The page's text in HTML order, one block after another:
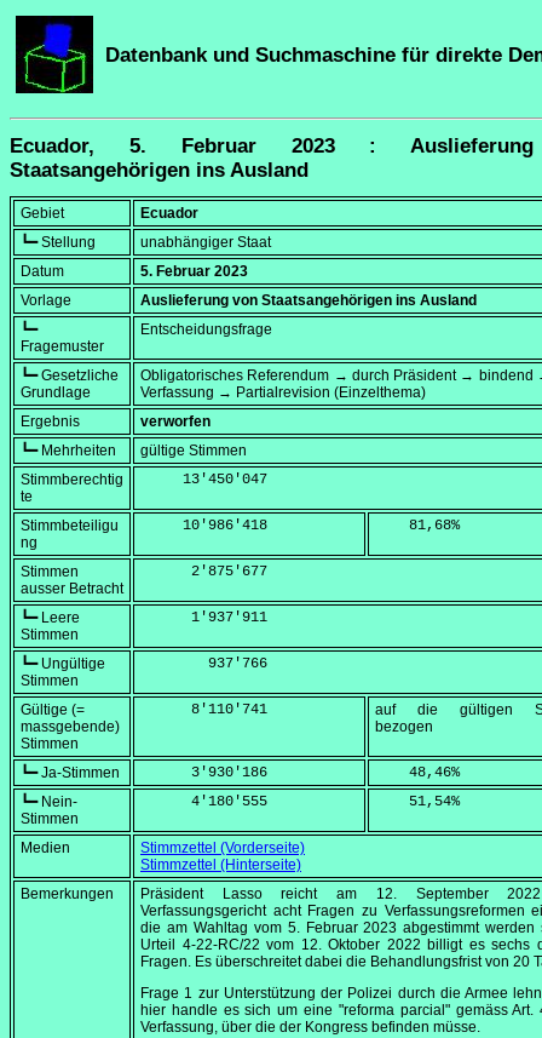
Datenbank und Suchmaschine für direkte
Ecuador, 5. Februar 2023 :
Staatsangehörigen ins Ausland
Gebiet
Ecuador
┗━ Stellung
unabhängiger Staat
Datum
5. Februar 2023
Vorlage
Auslieferung von Staatsangehörigen ins Ausland
┗━
Fragemuster
Entscheidungsfrage
┗━ Gesetzliche
Grundlage
Obligatorisches Referendum → durch Präsident → bindend
Verfassung → Partialrevision (Einzelthema)
Ergebnis
verworfen
┗━ Mehrheiten
gültige Stimmen
Stimmberechtig
te
     13'450'047
Stimmbeteiligu
ng
     10'986'418
    81,68
%
Stimmen
ausser Betracht
      2'875'677
┗━ Leere
Stimmen
      1'937'911
┗━ Ungültige
Stimmen
        937'766
Gültige (=
massgebende)
Stimmen
      8'110'741
auf die gültigen
bezogen
┗━ Ja-Stimmen
      3'930'186
    48,46
%
┗━ Nein-
Stimmen
      4'180'555
    51,54
%
Medien
Stimmzettel (Vorderseite)
Stimmzettel (Hinterseite)
Bemerkungen
Präsident Lasso reicht am 12. September 2022
Verfassungsgericht acht Fragen zu Verfassungsreformen
die am Wahltag vom 5. Februar 2023 abgestimmt werden
Urteil 4-22-RC/22 vom 12. Oktober 2022 billigt es sechs
Fragen. Es überschreitet dabei die Behandlungsfrist von 20
Frage 1 zur Unterstützung der Polizei durch die Armee
hier handle es sich um eine "reforma parcial"gemäss Art.
Verfassung, über die der Kongress befinden müsse.